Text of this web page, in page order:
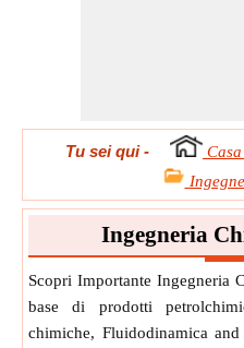
Tu sei qui- Casa
Ingegneria
Scopri Importante Ingegneria
base di prodotti
chimiche, Fluidodinamica